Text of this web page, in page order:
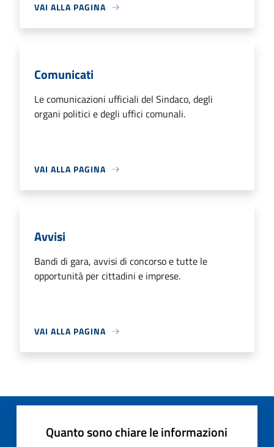
VAI ALLA PAGINA
Comunicati
Le comunicazioni ufficiali del Sindaco, degli
organi politici e degli uffici comunali.
VAI ALLA PAGINA
Avvisi
Bandi di gara, avvisi di concorso e tutte le
opportunità per cittadini e imprese.
VAI ALLA PAGINA
Quanto sono chiare le informazioni